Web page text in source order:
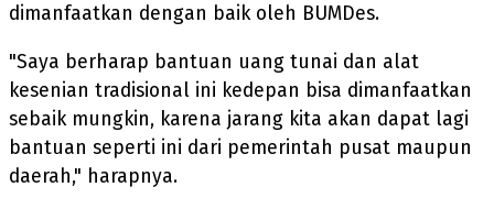
dimanfaatkan dengan baik oleh BUMDes.
"Saya berharap bantuan uang tunai dan alat
kesenian tradisional ini kedepan bisa dimanfaatkan
sebaik mungkin, karena jarang kita akan dapat lagi
bantuan seperti ini dari pemerintah pusat maupun
daerah," harapnya.